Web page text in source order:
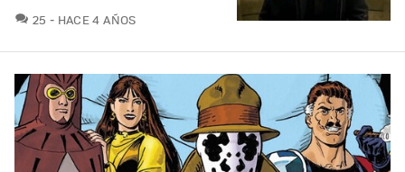
25 COMENTARIOS
HACE 4 AÑOS